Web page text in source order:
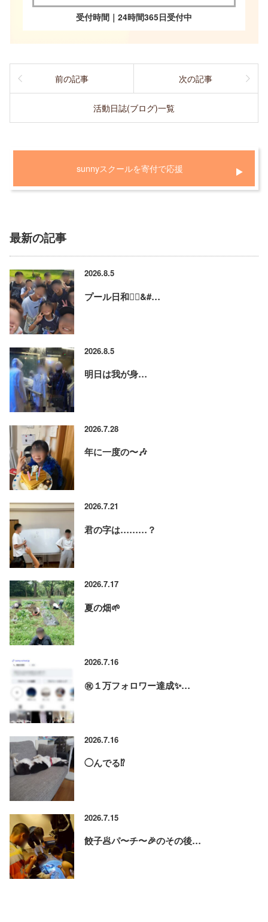
受付時間｜24時間365日受付中
前の記事
活動日誌(ブログ)一覧
次の記事
sunnyスクールを寄付で応援
最新の記事
2026.8.5
プール日和🏊‍♂&#…
2026.8.5
明日は我が身…
2026.7.28
年に一度の〜🎶
2026.7.21
君の字は………？
2026.7.17
夏の畑🌱
2026.7.16
㊗️１万フォロワー達成✨…
2026.7.16
◯んでる⁉️
2026.7.15
餃子🥟パ〜チ〜🎉のその後…